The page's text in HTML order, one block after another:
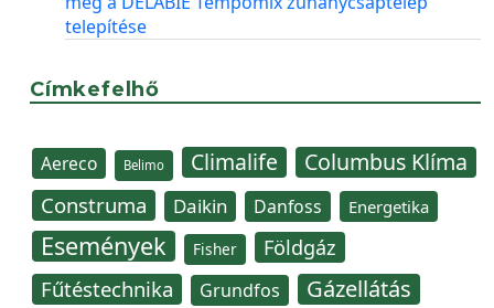
telepítése
Címkefelhő
Aereco Belimo Climalife Columbus Klíma
Construma Daikin Danfoss Energetika
Események Fisher Földgáz
Fűtéstechnika Grundfos Gázellátás